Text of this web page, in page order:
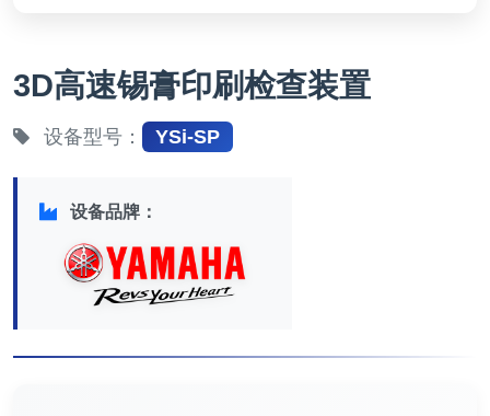
3D高速锡膏印刷检查装置
设备型号： YSi-SP
设备品牌：